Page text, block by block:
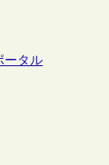
ータル